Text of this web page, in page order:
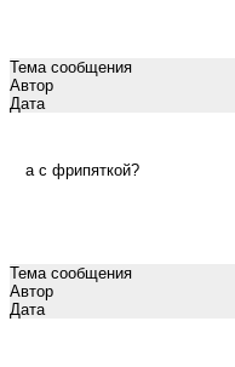
Тема сообщения
Автор
Дата
а с фрипяткой?
Тема сообщения
Автор
Дата